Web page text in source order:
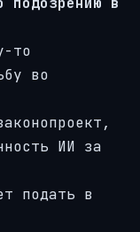
то
во
ИИ за
подать в